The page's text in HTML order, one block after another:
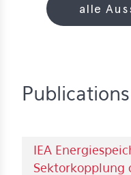
alle
Publications
IEA
Sektorkopplung